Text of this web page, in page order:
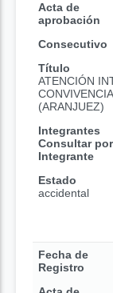
Acta de
aprobación
Consecutivo
Título
ATENCIÓN
(ARANJUEZ)
Integrantes
Consultar por
Integrante
Estado
accidental
Fecha de
Registro